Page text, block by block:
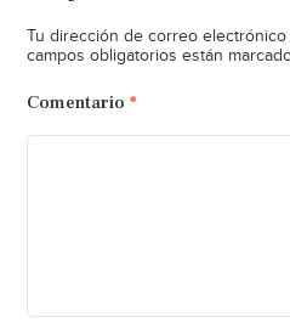
Tu dirección de correo
campos obligatorios están
Comentario *